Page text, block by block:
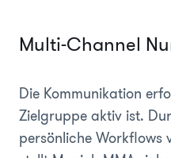
Multi-Channel
Die Kommunikation
Zielgruppe aktiv ist.
persönliche Workflows